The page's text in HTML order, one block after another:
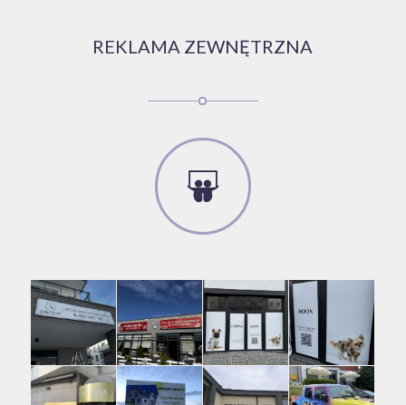
REKLAMA ZEWNĘTRZNA